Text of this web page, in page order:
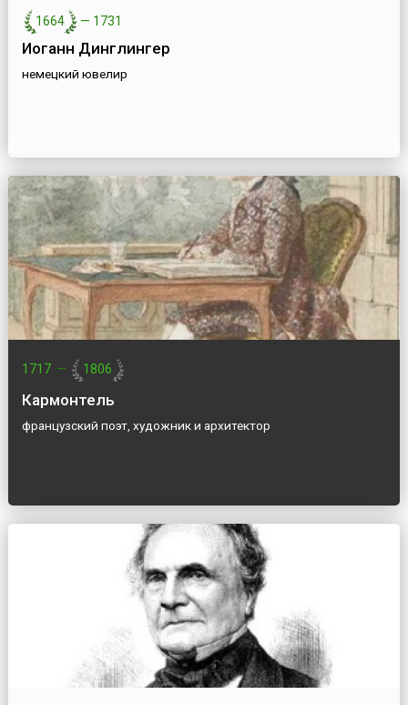
1664 — 1731
Иоганн Динглингер
немецкий ювелир
1717 — 1806
Кармонтель
французский поэт, художник и архитектор